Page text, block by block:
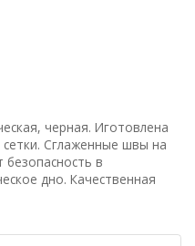
черная. Иготовлена
сетки. Сглаженные швы на
в
дно. Качественная